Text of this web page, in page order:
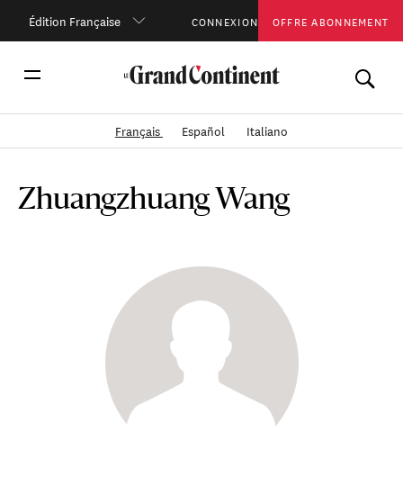
Édition Française CONNEXION OFFRE ABONNEMENT
Français Español Italiano
Zhuangzhuang Wang